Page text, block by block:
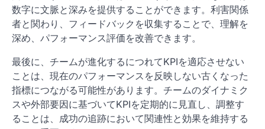
数字に文脈と深みを提供することができます。利害関係
者と関わり、フィードバックを収集することで、理解を
深め、パフォーマンス評価を改善できます。
最後に、チームが進化するにつれてKPIを適応させない
ことは、現在のパフォーマンスを反映しない古くなった
指標につながる可能性があります。チームのダイナミク
スや外部要因に基づいてKPIを定期的に見直し、調整す
ることは、成功の追跡において関連性と効果を維持する